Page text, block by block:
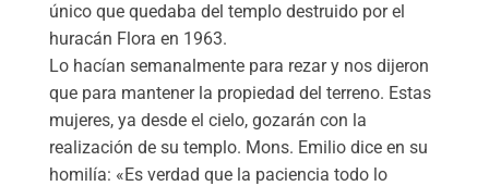
único que quedaba del templo destruido por el
huracán Flora en 1963.
Lo hacían semanalmente para rezar y nos dijeron
que para mantener la propiedad del terreno. Estas
mujeres, ya desde el cielo, gozarán con la
realización de su templo. Mons. Emilio dice en su
homilía: «Es verdad que la paciencia todo lo